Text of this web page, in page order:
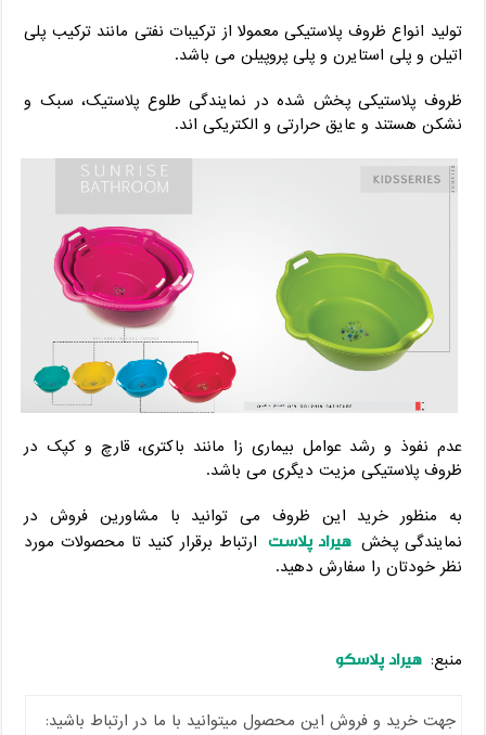
تولید انواع ظروف پلاستیکی معمولا از ترکیبات نفتی مانند ترکیب پلی
اتیلن و پلی استایرن و پلی پروپیلن می باشد.
ظروف پلاستیکی پخش شده در نمایندگی طلوع پلاستیک، سبک و
نشکن هستند و عایق حرارتی و الکتریکی اند.
عدم نفوذ و رشد عوامل بیماری زا مانند باکتری، قارچ و کپک در
ظروف پلاستیکی مزیت دیگری می باشد.
به منظور خرید این ظروف می توانید با مشاورین فروش در
نمایندگی پخش هیراد پلاست ارتباط برقرار کنید تا محصولات مورد
نظر خودتان را سفارش دهید.
منبع: هیراد پلاسکو
جهت خرید و فروش این محصول میتوانید با ما در ارتباط باشید: